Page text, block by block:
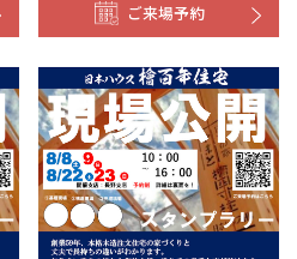
ご来場予約